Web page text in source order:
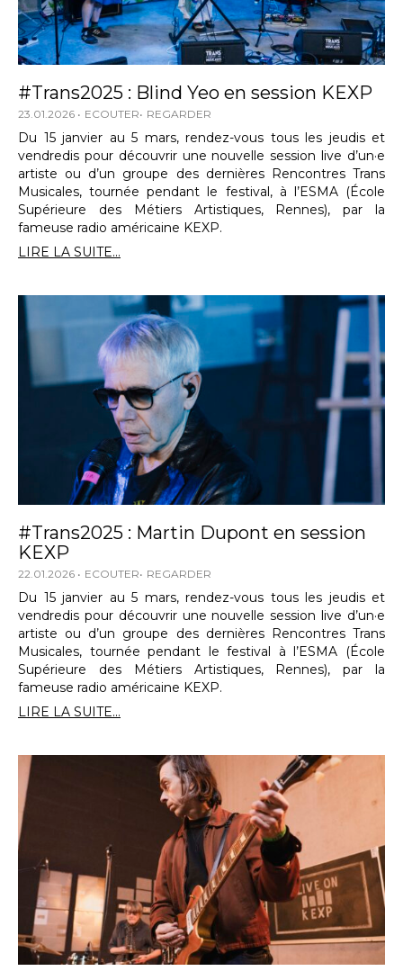
#Trans2025 : Blind Yeo en session KEXP
23.01.2026 ECOUTER REGARDER
Du 15 janvier au 5 mars, rendez-vous tous les jeudis et
vendredis pour découvrir une nouvelle session live d’un·e
artiste ou d’un groupe des dernières Rencontres Trans
Musicales, tournée pendant le festival, à l’ESMA (École
Supérieure des Métiers Artistiques, Rennes), par la
fameuse radio américaine KEXP.
LIRE LA SUITE...
#Trans2025 : Martin Dupont en session
KEXP
22.01.2026 ECOUTER REGARDER
Du 15 janvier au 5 mars, rendez-vous tous les jeudis et
vendredis pour découvrir une nouvelle session live d’un·e
artiste ou d’un groupe des dernières Rencontres Trans
Musicales, tournée pendant le festival à l’ESMA (École
Supérieure des Métiers Artistiques, Rennes), par la
fameuse radio américaine KEXP.
LIRE LA SUITE...